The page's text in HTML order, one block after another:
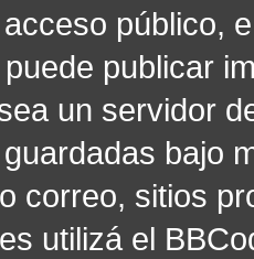
público,
publicar
un servidor
bajo
correo, sitios
utilizá el